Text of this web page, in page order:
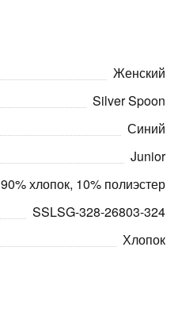
Женский
Silver Spoon
Синий
Junior
90% хлопок, 10% полиэстер
SSLSG-328-26803-324
Хлопок
раз в 2 недели